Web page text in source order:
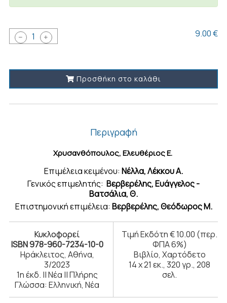
1 9.00 €
Προσθήκη στο καλάθι
Περιγραφή
Χρυσανθόπουλος, Ελευθέριος Ε.
Επιμέλεια κειμένου: Νέλλα, Λέκκου A.
Γενικός επιμελητής: Βερβερέλης, Ευάγγελος -
Βατσάλια, Θ.
Επιστημονική επιμέλεια: Βερβερέλης, Θεόδωρος Μ.
Κυκλοφορεί
ISBN 978-960-7234-10-0
Ηράκλειτος, Αθήνα,
3/2023
1η έκδ. || Νέα || Πλήρης
Γλώσσα: Ελληνική, Νέα
Τιμή Εκδότη € 10.00 (περ.
ΦΠΑ 6%)
Βιβλίο, Χαρτόδετο
14 x 21 εκ., 320 γρ., 208
σελ.